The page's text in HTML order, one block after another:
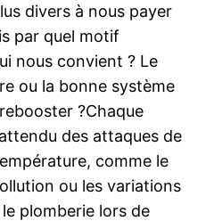
divers à nous payer
par quel motif
nous convient ? Le
ou la bonne système
?Chaque
des attaques de
comme le
ou les variations
plomberie lors de